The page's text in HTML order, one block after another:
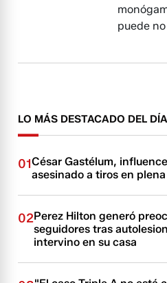
puede
LO MÁS DESTACADO DEL
01César Gastélum,
asesinado a tiros en
02Perez Hilton generó
seguidores tras
intervino en su casa